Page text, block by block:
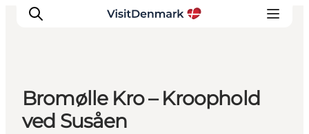
Inspirasjon
Bromølle Kro – Kroophold
ved Susåen